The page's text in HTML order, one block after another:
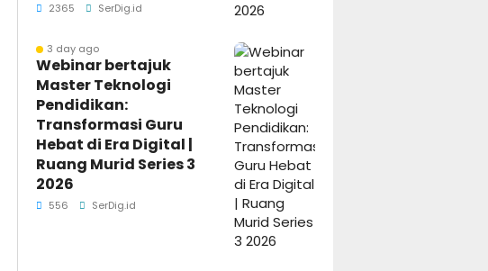
2365 SerDig.id
3 day ago
Webinar bertajuk
Master Teknologi
Pendidikan:
Transformasi Guru
Hebat di Era Digital |
Ruang Murid Series 3
2026
556 SerDig.id